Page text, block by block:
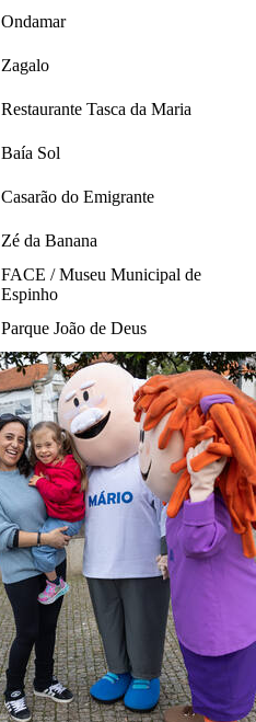
Ondamar
Zagalo
Restaurante Tasca da Maria
Baía Sol
Casarão do Emigrante
Zé da Banana
FACE / Museu Municipal de
Espinho
Parque João de Deus